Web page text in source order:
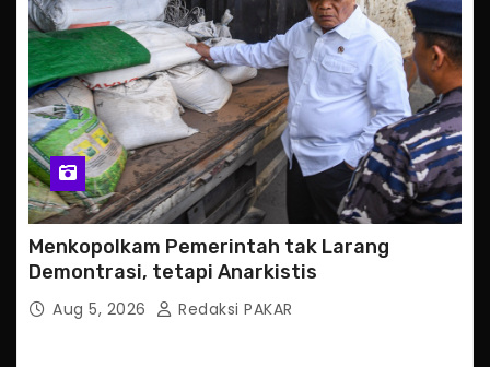
Menkopolkam Pemerintah tak Larang
Demontrasi, tetapi Anarkistis
Aug 5, 2026 Redaksi PAKAR